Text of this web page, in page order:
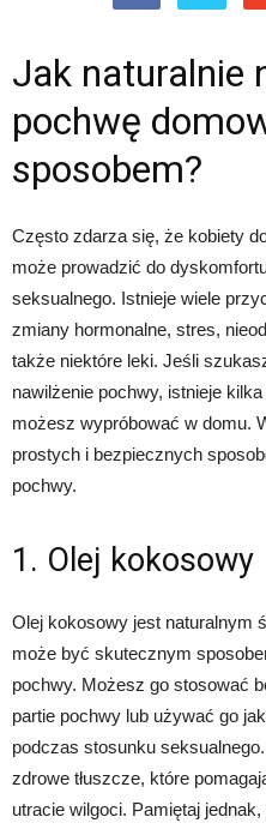
Jak naturalnie
pochwę
sposobem?
Często zdarza się, że kobiety
może prowadzić do
seksualnego. Istnieje wiele
zmiany hormonalne, stres,
także niektóre leki. Jeśli
nawilżenie pochwy, istnieje
możesz wypróbować w domu.
prostych i bezpiecznych
pochwy.
1. Olej kokosowy
Olej kokosowy jest naturalnym
może być skutecznym
pochwy. Możesz go stosować
partie pochwy lub używać go
podczas stosunku
zdrowe tłuszcze, które
utracie wilgoci. Pamiętaj